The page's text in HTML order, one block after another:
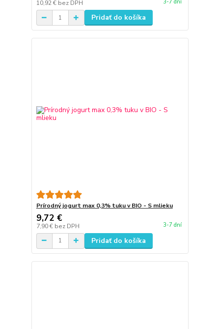
10,92 € bez DPH 3-7 dní
Pridať do košíka
Prírodný jogurt max 0,3% tuku v BIO - S mlieku
9,72 €
7,90 € bez DPH 3-7 dní
Pridať do košíka